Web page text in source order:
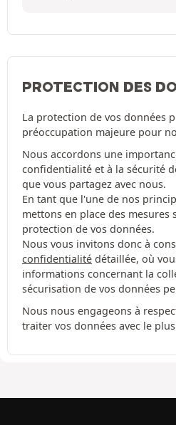
PROTECTION DES
La protection de vos données
préoccupation majeure pour
Nous accordons une
confidentialité et à la sécurité
que vous partagez avec nous.
En tant que l'une de nos
mettons en place des
protection de vos données.
Nous vous invitons donc à
confidentialité détaillée, où
informations concernant la
sécurisation de vos données
Nous nous engageons à
traiter vos données avec le